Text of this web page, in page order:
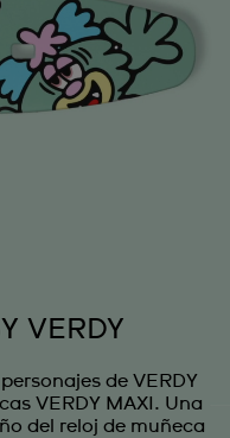
VERDY
de VERDY
VERDY MAXI. Una
del reloj de muñeca